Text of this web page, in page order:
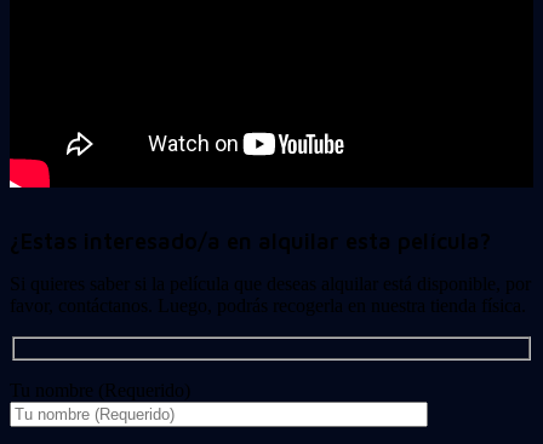
¿Estas interesado/a en alquilar esta película?
Si quieres saber si la película que deseas alquilar está disponible, por
favor, contáctanos. Luego, podrás recogerla en nuestra tienda física.
Tu nombre (Requerido)